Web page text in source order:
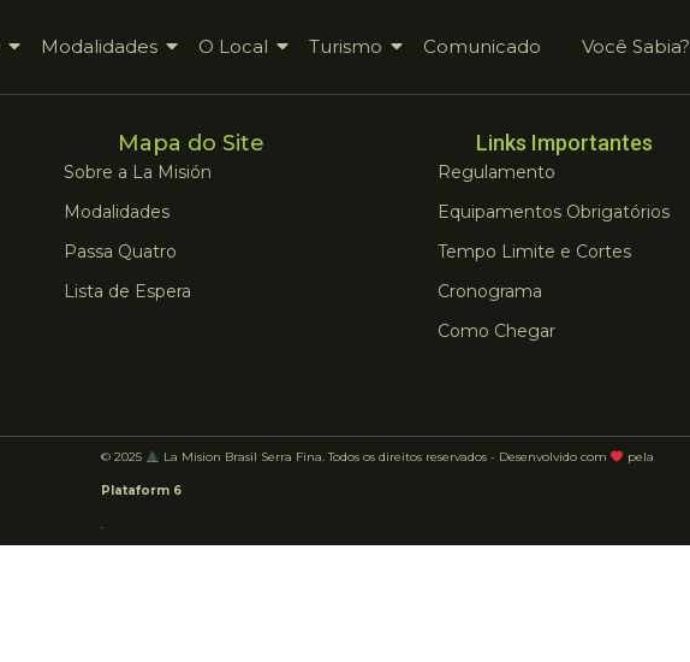
Modalidades O Local Turismo Comunicado Você Sabia?
Mapa do Site
Sobre a La Misión
Modalidades
Passa Quatro
Lista de Espera
Links Importantes
Regulamento
Equipamentos Obrigatórios
Tempo Limite e Cortes
Cronograma
Como Chegar
© 2025 La Mision Brasil Serra Fina. Todos os direitos reservados - Desenvolvido com pela
Plataform 6
.